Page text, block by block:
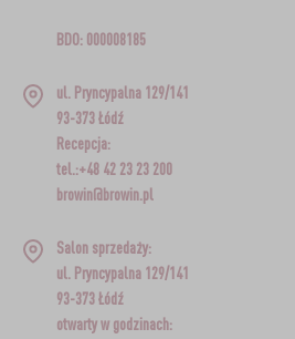
BDO: 000008185
ul. Pryncypalna 129/141
93-373 Łódź
Recepcja:
tel.:+48 42 23 23 200
browin@browin.pl
Salon sprzedaży:
ul. Pryncypalna 129/141
93-373 Łódź
otwarty w godzinach: